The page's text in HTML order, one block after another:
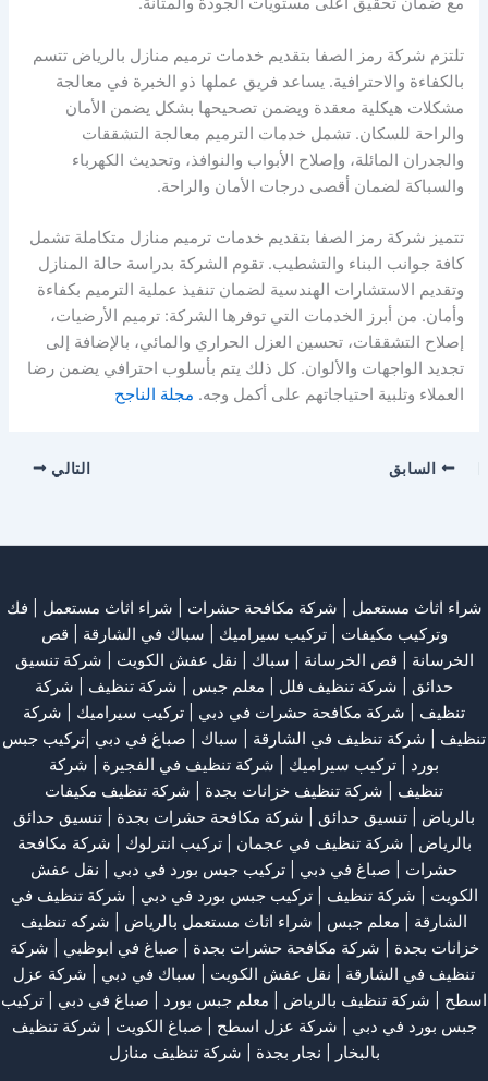
تلتزم شركة رمز الصفا بتقديم خدمات ترميم منازل بالرياض تتسم
بالكفاءة والاحترافية. يساعد فريق عملها ذو الخبرة في معالجة
مشكلات هيكلية معقدة ويضمن تصحيحها بشكل يضمن الأمان
والراحة للسكان. تشمل خدمات الترميم معالجة التشققات
والجدران المائلة، وإصلاح الأبواب والنوافذ، وتحديث الكهرباء
والسباكة لضمان أقصى درجات الأمان والراحة.
تتميز شركة رمز الصفا بتقديم خدمات ترميم منازل متكاملة تشمل
كافة جوانب البناء والتشطيب. تقوم الشركة بدراسة حالة المنازل
وتقديم الاستشارات الهندسية لضمان تنفيذ عملية الترميم بكفاءة
وأمان. من أبرز الخدمات التي توفرها الشركة: ترميم الأرضيات،
إصلاح التشققات، تحسين العزل الحراري والمائي، بالإضافة إلى
تجديد الواجهات والألوان. كل ذلك يتم بأسلوب احترافي يضمن رضا
العملاء وتلبية احتياجاتهم على أكمل وجه. مجلة الناجح
السابق التالي
شراء اثاث مستعمل شركة مكافحة حشرات شراء اثاث مستعمل
فك
وتركيب مكيفات | تركيب سيراميك | سباك في الشارقة
قص
الخرسانة | قص الخرسانة | سباك نقل عفش الكويت
شركة تنسيق
حدائق
شركة تنظيف فلل معلم جبس شركة تنظيف
شركة
تنظيف
شركة مكافحة حشرات في دبي تركيب سيراميك
شركة
تنظيف
شركة تنظيف في الشارقة | سباك | صباغ في دبي |تركيب جبس
بورد | تركيب سيراميك شركة تنظيف في الفجيرة
شركة
تنظيف
شركة تنظيف خزانات بجدة
شركة تنظيف مكيفات
بالرياض
تنسيق حدائق شركة مكافحة حشرات بجدة
تنسيق حدائق
بالرياض
شركة تنظيف في عجمان | تركيب انترلوك | شركة مكافحة
حشرات
صباغ في دبي تركيب جبس بورد في دبي
نقل عفش
الكويت
شركة تنظيف |تركيب جبس بورد في دبي
شركة تنظيف في
الشارقة
معلم جبس شراء اثاث مستعمل بالرياض
شركه تنظيف
خزانات بجدة
شركة مكافحة حشرات بجدة صباغ في ابوظبي
شركة
تنظيف في الشارقة
نقل عفش الكويت | سباك في دبي | شركة عزل
اسطح
شركة تنظيف بالرياض معلم جبس بورد صباغ في دبي
تركيب
جبس بورد في دبي
شركة عزل اسطح صباغ الكويت
شركة تنظيف
بالبخار
نجار بجدة شركة تنظيف منازل